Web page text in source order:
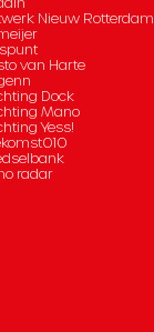
Nieuw Rotterdam
van Harte
Dock
Mano
Yess!
radar